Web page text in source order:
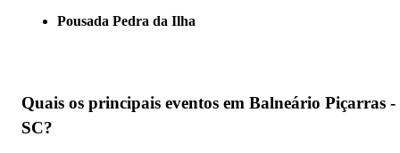
Pousada Pedra da Ilha
Quais os principais eventos em Balneário Piçarras -
SC?